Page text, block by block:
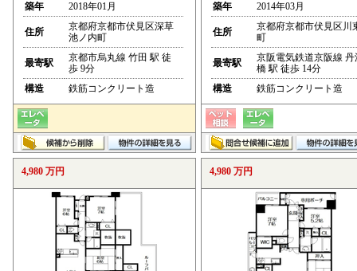
築年
2018年01月
住所
京都府京都市伏見区深草
池ノ内町
最寄駅
京都市烏丸線 竹田 駅 徒
歩 9分
構造
鉄筋コンクリート造
築年
2014年03月
住所
京都府京都市伏見区川
町
最寄駅
京阪電気鉄道京阪線 丹
橋 駅 徒歩 14分
構造
鉄筋コンクリート造
4,980 万円 4,980 万円